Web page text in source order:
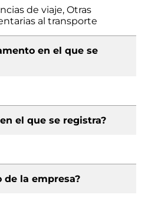
de viaje, Otras
al transporte
en el que se
el que se registra?
de la empresa?